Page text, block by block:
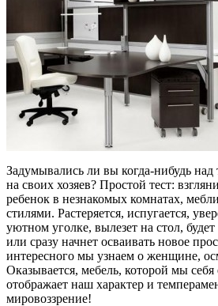
Задумывались ли вы когда-нибудь над
на своих хозяев? Простой тест:
ребенок в незнакомых комнатах,
стилями. Растеряется, испугается,
уютном уголке, вылезет на стол, будет
или сразу начнет осваивать новое
интересного мы узнаем о женщине,
Оказывается, мебель, которой мы
отображает наш характер и
мировоззрение!